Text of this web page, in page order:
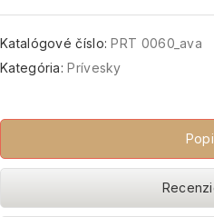
Katalógové číslo:PRT 0060_ava
Kategória:Prívesky